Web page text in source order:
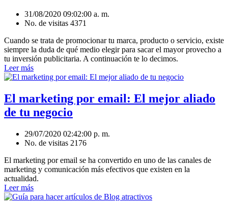
31/08/2020 09:02:00 a. m.
No. de visitas 4371
Cuando se trata de promocionar tu marca, producto o servicio, existe
siempre la duda de qué medio elegir para sacar el mayor provecho a
tu inversión publicitaria. A continuación te lo decimos.
Leer más
El marketing por email: El mejor aliado
de tu negocio
29/07/2020 02:42:00 p. m.
No. de visitas 2176
El marketing por email se ha convertido en uno de las canales de
marketing y comunicación más efectivos que existen en la
actualidad.
Leer más